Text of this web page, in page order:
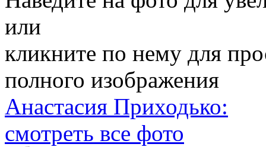
или
кликните по нему для
полного изображения
Анастасия Приходько:
смотреть все фото